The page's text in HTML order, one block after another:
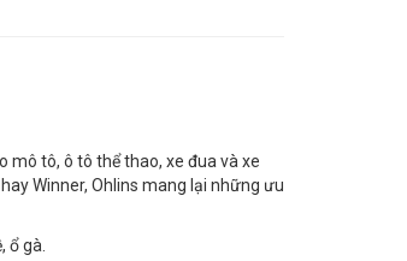
mô tô, ô tô thể thao, xe đua và xe
Winner, Ohlins mang lại những ưu
ổ gà.